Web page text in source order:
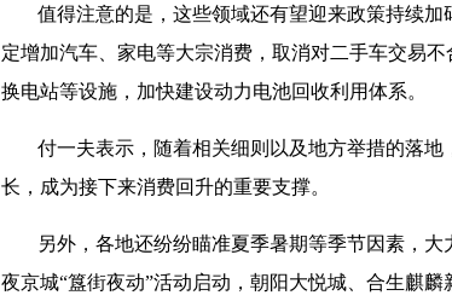
值得注意的是，这些领域还有望迎来政策持续
定增加汽车、家电等大宗消费，取消对二手车交易不
换电站等设施，加快建设动力电池回收利用体系。
付一夫表示，随着相关细则以及地方举措的落
长，成为接下来消费回升的重要支撑。
另外，各地还纷纷瞄准夏季暑期等季节因素，
夜京城“簋街夜动”活动启动，朝阳大悦城、合生麒